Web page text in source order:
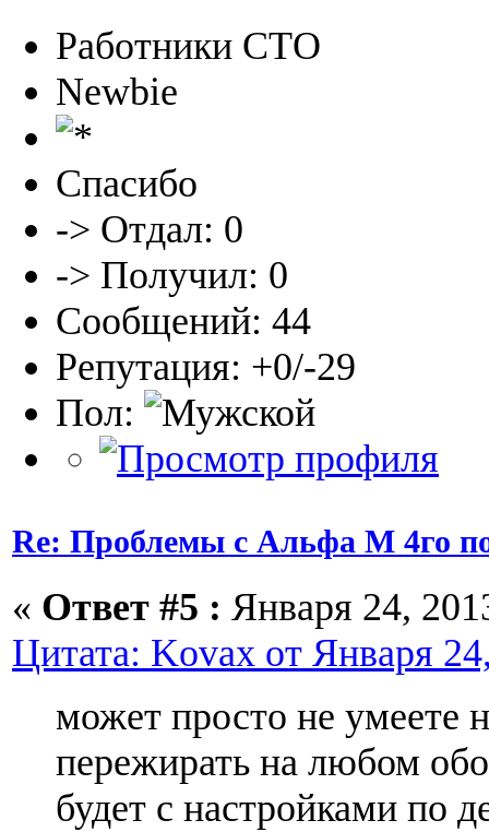
Работники СТО
Newbie
Спасибо
-> Отдал: 0
-> Получил: 0
Сообщений: 44
Репутация: +0/-29
Пол:
Re: Проблемы с Альфа М 4го
« Ответ #5 : Января 24,
Цитата: Kovax от Января
может просто не умеете
пережирать на любом
будет с настройками по